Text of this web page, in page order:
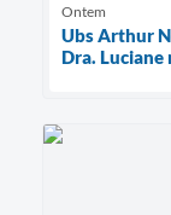
Ontem
Ubs Arthur
Dra.